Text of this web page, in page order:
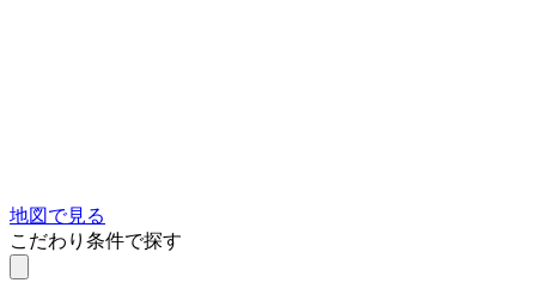
地図で見る
こだわり条件で探す